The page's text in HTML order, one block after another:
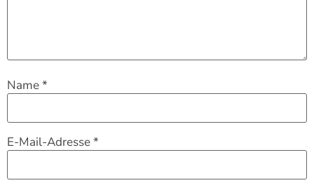
Name*
E-Mail-Adresse*